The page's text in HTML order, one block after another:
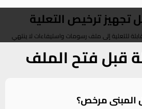
تجهيز ترخيص التعلية
للتعلية إلى ملف رسومات واستيفاءات لا ينتهي
قبل فتح الملف
المبنى مرخص؟